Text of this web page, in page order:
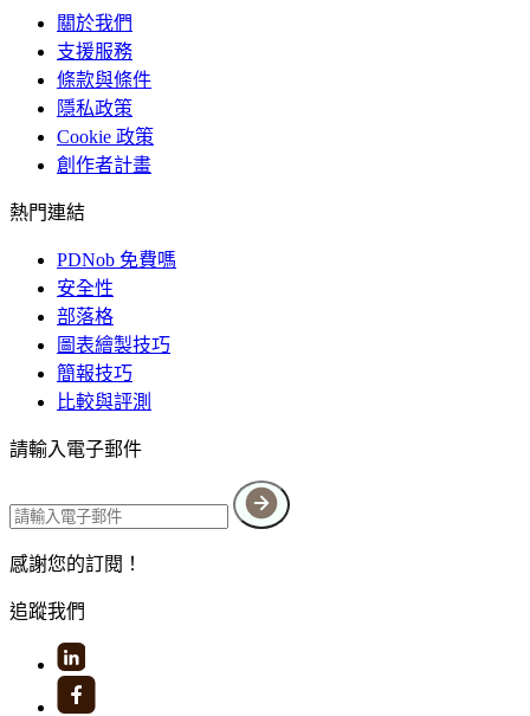
關於我們
支援服務
條款與條件
隱私政策
Cookie 政策
創作者計畫
熱門連結
PDNob 免費嗎
安全性
部落格
圖表繪製技巧
簡報技巧
比較與評測
請輸入電子郵件
感謝您的訂閱！
追蹤我們